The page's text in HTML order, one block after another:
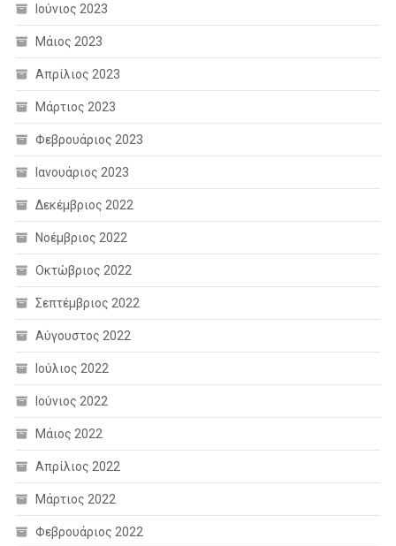
Ιούνιος 2023
Μάιος 2023
Απρίλιος 2023
Μάρτιος 2023
Φεβρουάριος 2023
Ιανουάριος 2023
Δεκέμβριος 2022
Νοέμβριος 2022
Οκτώβριος 2022
Σεπτέμβριος 2022
Αύγουστος 2022
Ιούλιος 2022
Ιούνιος 2022
Μάιος 2022
Απρίλιος 2022
Μάρτιος 2022
Φεβρουάριος 2022